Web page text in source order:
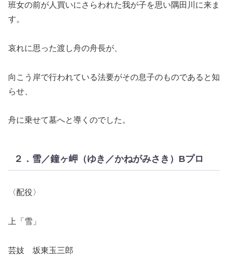
班女の前が人買いにさらわれた我が子を思い隅田川に来ま
す。
哀れに思った渡し舟の舟長が、
向こう岸で行われている法要がその息子のものであると知
らせ、
舟に乗せて墓へと導くのでした。
２．雪／鐘ヶ岬（ゆき／かねがみさき）Bプロ
〈配役〉
上「雪」
芸妓 坂東玉三郎